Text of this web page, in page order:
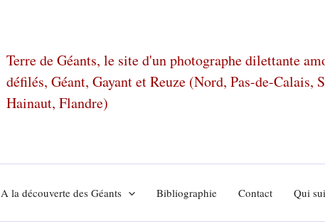
Terre de Géants, le site d'un photographe dilettante
défilés, Géant, Gayant et Reuze (Nord, Pas-de-Calais,
Hainaut, Flandre)
A la découverte des Géants Bibliographie Contact Qui